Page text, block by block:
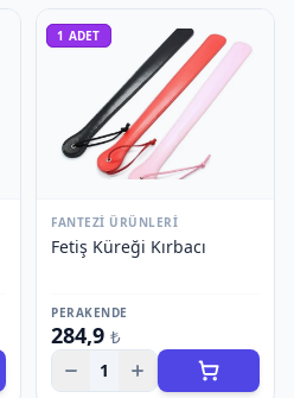
1 ADET
FANTEZI ÜRÜNLERI
Fetiş Küreği Kırbacı
PERAKENDE
284,9 ₺
1